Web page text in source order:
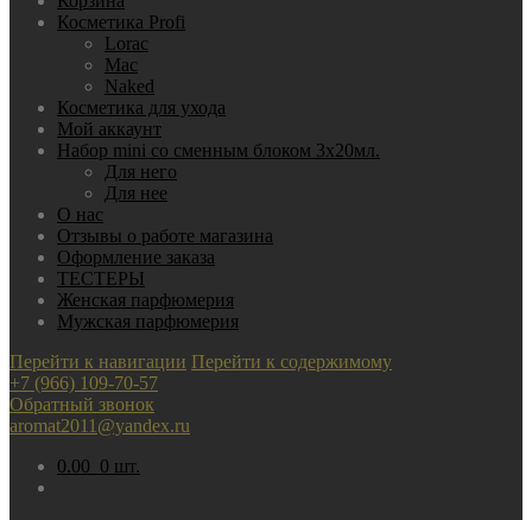
Косметика Profi
Lorac
Mac
Nаked
Косметика для ухода
Мой аккаунт
Набор mini со сменным блоком 3х20мл.
Для него
Для нее
О нас
Отзывы о работе магазина
Оформление заказа
ТЕСТЕРЫ
Женская парфюмерия
Мужская парфюмерия
Перейти к навигации Перейти к содержимому
+7 (966) 109-70-57
Обратный звонок
aromat2011@yandex.ru
0.00 0 шт.